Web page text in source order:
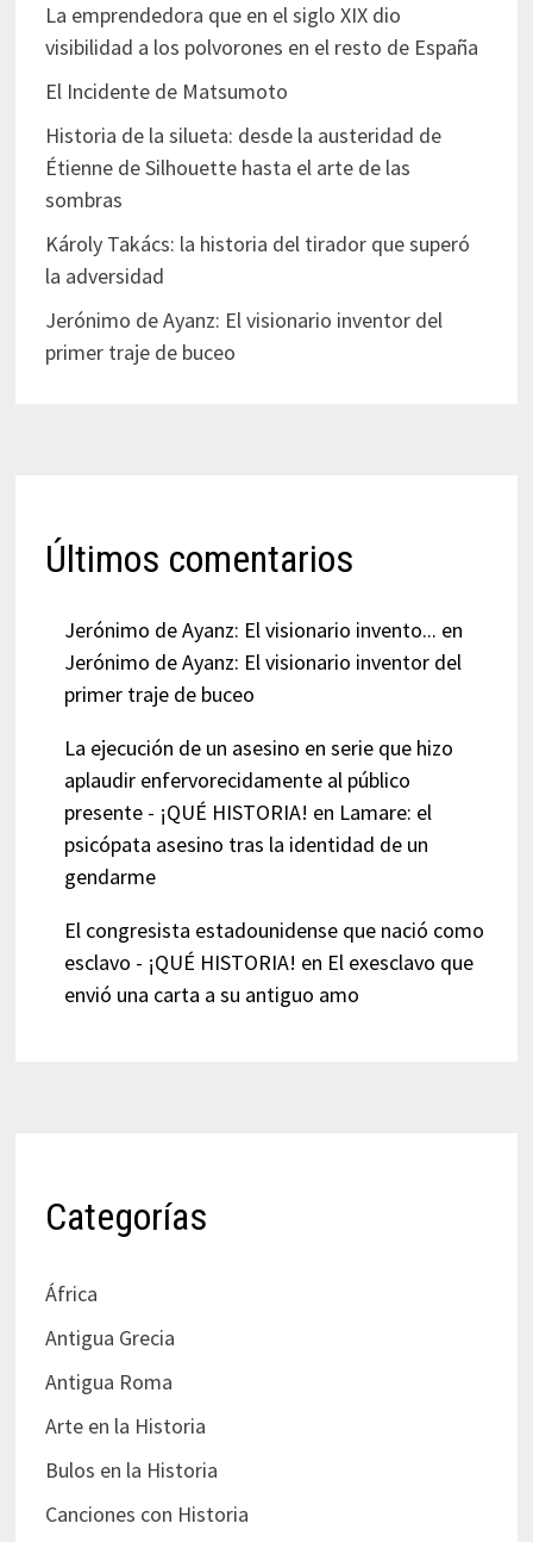
La emprendedora que en el siglo XIX dio
visibilidad a los polvorones en el resto de España
El Incidente de Matsumoto
Historia de la silueta: desde la austeridad de
Étienne de Silhouette hasta el arte de las
sombras
Károly Takács: la historia del tirador que superó
la adversidad
Jerónimo de Ayanz: El visionario inventor del
primer traje de buceo
Últimos comentarios
Jerónimo de Ayanz: El visionario invento... en
Jerónimo de Ayanz: El visionario inventor del
primer traje de buceo
La ejecución de un asesino en serie que hizo
aplaudir enfervorecidamente al público
presente - ¡QUÉ HISTORIA! en Lamare: el
psicópata asesino tras la identidad de un
gendarme
El congresista estadounidense que nació como
esclavo - ¡QUÉ HISTORIA! en El exesclavo que
envió una carta a su antiguo amo
Categorías
África
Antigua Grecia
Antigua Roma
Arte en la Historia
Bulos en la Historia
Canciones con Historia